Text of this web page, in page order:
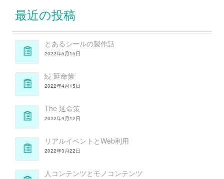
最近の投稿
とあるシールの製作話
2022年5月15日
続 延命策
2022年4月15日
The 延命策
2022年4月12日
リアルイベントとWeb利用
2022年3月22日
人コンテンツとモノコンテンツ